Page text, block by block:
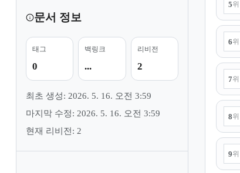
문서 정보
태그
0
백링크
...
리비전
2
최초 생성: 2026. 5. 16. 오전 3:59
마지막 수정: 2026. 5. 16. 오전 3:59
현재 리비전: 2
5위
6위
7위
8위
9위